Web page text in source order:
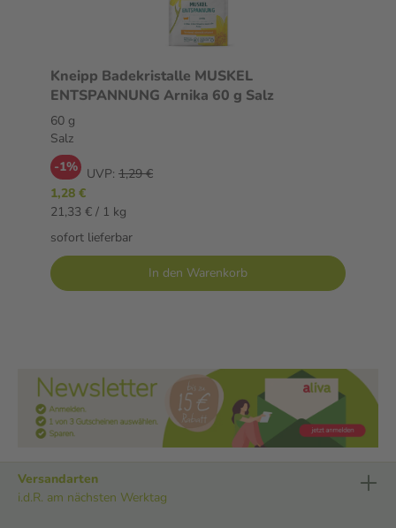
Kneipp Badekristalle MUSKEL
ENTSPANNUNG Arnika 60 g Salz
60 g
Salz
-1% UVP: 1,29 €
1,28 €
21,33 € / 1 kg
sofort lieferbar
In den Warenkorb
Versandarten
i.d.R. am nächsten Werktag